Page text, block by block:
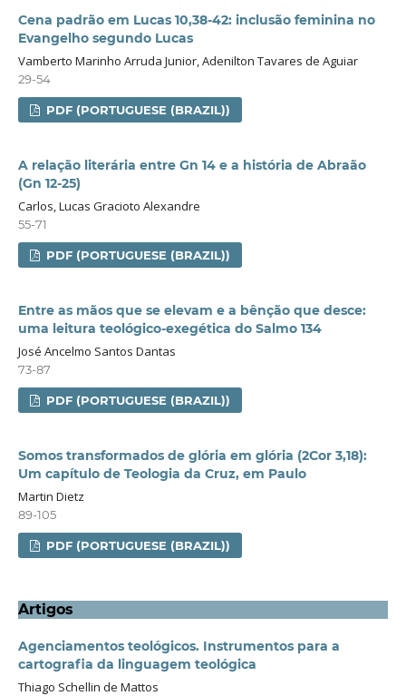
Cena padrão em Lucas 10,38-42: inclusão feminina no
Evangelho segundo Lucas
Vamberto Marinho Arruda Junior, Adenilton Tavares de Aguiar
29-54
PDF (PORTUGUESE (BRAZIL))
A relação literária entre Gn 14 e a história de Abraão
(Gn 12-25)
Carlos, Lucas Gracioto Alexandre
55-71
PDF (PORTUGUESE (BRAZIL))
Entre as mãos que se elevam e a bênção que desce:
uma leitura teológico-exegética do Salmo 134
José Ancelmo Santos Dantas
73-87
PDF (PORTUGUESE (BRAZIL))
Somos transformados de glória em glória (2Cor 3,18):
Um capítulo de Teologia da Cruz, em Paulo
Martin Dietz
89-105
PDF (PORTUGUESE (BRAZIL))
Artigos
Agenciamentos teológicos. Instrumentos para a
cartografia da linguagem teológica
Thiago Schellin de Mattos